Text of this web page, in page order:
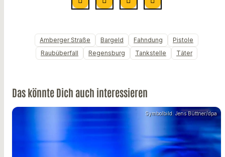
Amberger Straße Bargeld Fahndung
Pistole
Raubüberfall
Regensburg Tankstelle Täter
Das könnte Dich auch interessieren
Symbolbild: Jens Büttner/dpa